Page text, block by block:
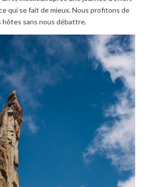
qui se fait de mieux. Nous profitons de
hôtes sans nous débattre.